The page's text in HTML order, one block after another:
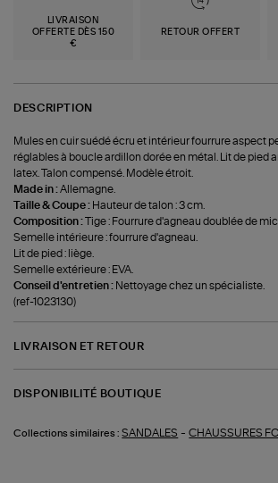
LIVRAISON
OFFERTE DÈS 150
€
RETOUR OFFERT
DESCRIPTION
Mules en cuir suédé écru et intérieur fourrure aspect
réglables à boucle ardillon dorée en métal. Lit de pied
latex. Talon compensé. Modèle étroit.
Made in :Allemagne.
Taille & Coupe : Hauteur de talon : 3 cm.
Composition :Tige : Fourrure d'agneau doublée de
Semelle intérieure : fourrure d'agneau.
Lit de pied : liège.
Semelle extérieure : EVA.
Conseil d'entretien : Nettoyage chez un spécialiste.
(ref-1023130)
LIVRAISON ET RETOUR
DISPONIBILITÉ BOUTIQUE
Collections similaires : SANDALES -CHAUSSURES